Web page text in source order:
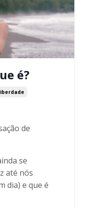
é?
de
se
até nós
dia) e que é